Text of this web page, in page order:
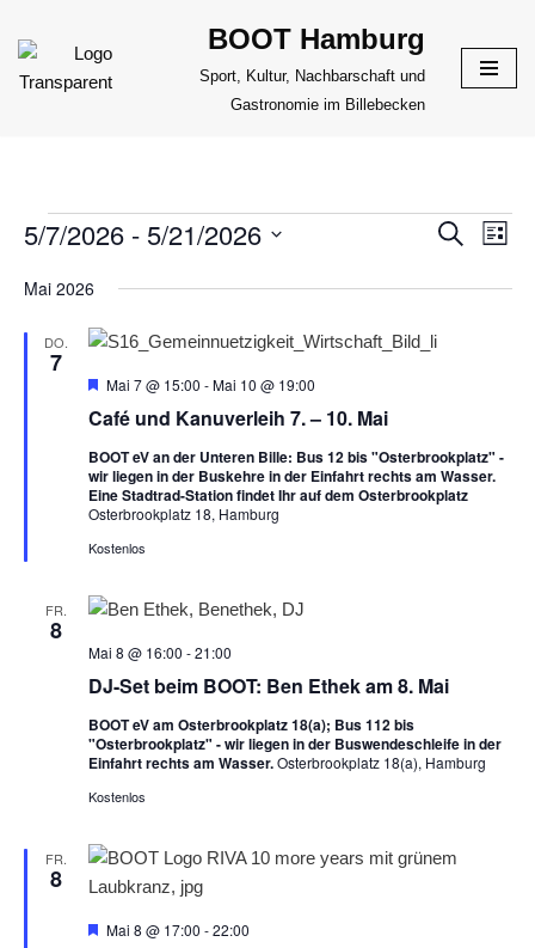
Zum
Inhalt
BOOT Hamburg
Sport, Kultur, Nachbarschaft und
Gastronomie im Billebecken
Suche
Liste
5/7/2026 - 5/21/2026
wählen.
Mai 2026
DO.
7
Café und Kanuverleih 7. – 10. Mai
H
r
o
r
g
e
o
e
n
Mai 7 @ 15:00 -Mai 10 @ 19:00
BOOT eV an der Unteren Bille: Bus 12 bis "Osterbrookplatz" -
wir liegen in der Buskehre in der Einfahrt rechts am Wasser.
Eine Stadtrad-Station findet Ihr auf dem Osterbrookplatz
Osterbrookplatz 18, Hamburg
Kostenlos
FR.
8
DJ-Set beim BOOT: Ben Ethek am 8. Mai
Mai 8 @ 16:00 -21:00
BOOT eV am Osterbrookplatz 18(a); Bus 112 bis
"Osterbrookplatz" - wir liegen in der Buswendeschleife in der
Einfahrt rechts am Wasser.Osterbrookplatz 18(a), Hamburg
Kostenlos
FR.
8
H
Mai 8 @ 17:00 -22:00